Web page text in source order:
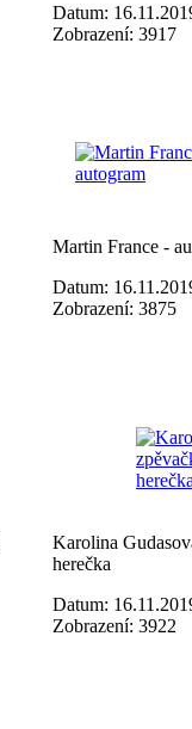
Datum:
Zobrazení: 3917
Martin France -
Datum:
Zobrazení: 3875
Karolina
herečka
Datum:
Zobrazení: 3922